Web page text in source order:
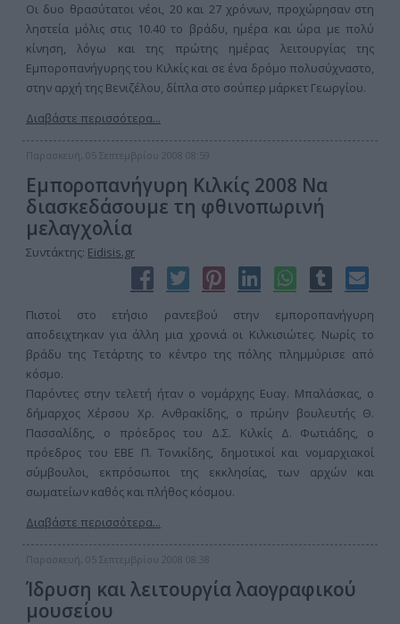
Οι δυο θρασύτατοι νέοι, 20 και 27 χρόνων, προχώρησαν στη
ληστεία μόλις στις 10.40 το βράδυ, ημέρα και ώρα με πολύ
κίνηση, λόγω και της πρώτης ημέρας λειτουργίας της
Εμποροπανήγυρης του Κιλκίς και σε ένα δρόμο πολυσύχναστο,
στην αρχή της Βενιζέλου, δίπλα στο σούπερ μάρκετ Γεωργίου.
Διαβάστε περισσότερα...
Παρασκευή, 05 Σεπτεμβρίου 2008 08:59
Εμποροπανήγυρη Κιλκίς 2008 Να
διασκεδάσουμε τη φθινοπωρινή
μελαγχολία
Συντάκτης: Eidisis.gr
Πιστοί στο ετήσιο ραντεβού στην εμποροπανήγυρη
αποδειχτηκαν για άλλη μια χρονιά οι Κιλκισιώτες. Νωρίς το
βράδυ της Τετάρτης το κέντρο της πόλης πλημμύρισε από
κόσμο.
Παρόντες στην τελετή ήταν ο νομάρχης Ευαγ. Μπαλάσκας, ο
δήμαρχος Χέρσου Χρ. Ανθρακίδης, ο πρώην βουλευτής Θ.
Πασσαλίδης, ο πρόεδρος του Δ.Σ. Κιλκίς Δ. Φωτιάδης, ο
πρόεδρος του ΕΒΕ Π. Τονικίδης, δημοτικοί και νομαρχιακοί
σύμβουλοι, εκπρόσωποι της εκκλησίας, των αρχών και
σωματείων καθός και πλήθος κόσμου.
Διαβάστε περισσότερα...
Παρασκευή, 05 Σεπτεμβρίου 2008 08:38
Ίδρυση και λειτουργία λαογραφικού
μουσείου